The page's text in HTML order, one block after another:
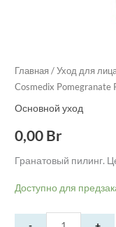
Главная /Уход для
Cosmedix Pomegranate
Основной уход
0,00 Br
Гранатовый пилинг.
Доступно для